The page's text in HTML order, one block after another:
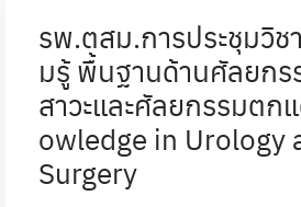
รพ.ตสม.การประชุมวิ
มรู้ พื้นฐานด้านศัลยกร
สาวะและศัลยกรรมตก
owledge in Urology
Surgery